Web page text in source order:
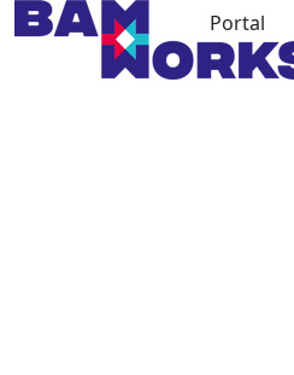
Portal